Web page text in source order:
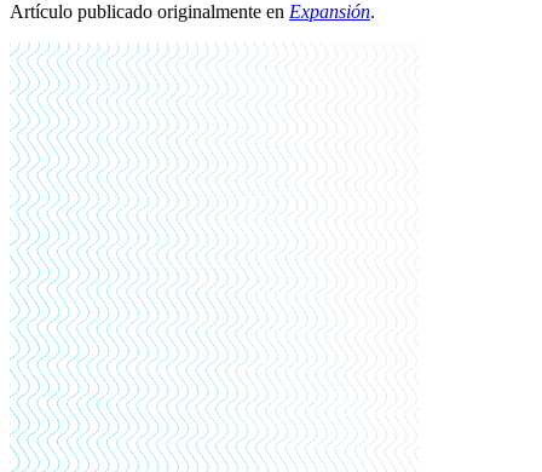
Artículo publicado originalmente en Expansión.